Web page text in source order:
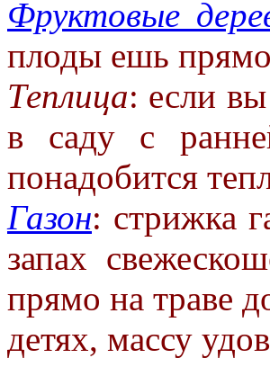
Фруктовые
плоды ешь
Теплица: если
в саду с
понадобится
Газон: стрижка
запах
прямо натраве
детях, массу